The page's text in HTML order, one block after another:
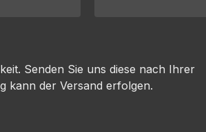
Senden Sie uns diese nach Ihrer
kann der Versand erfolgen.